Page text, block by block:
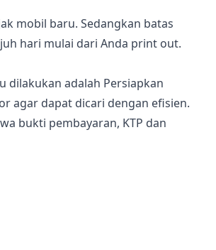
mobil baru. Sedangkan batas
hari mulai dari Anda print out.
dilakukan adalah Persiapkan
agar dapat dicari dengan efisien.
bukti pembayaran, KTP dan